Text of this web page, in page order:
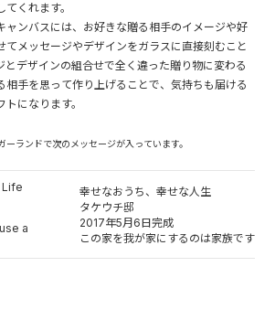
くれます。
ャンバスには、お好きな贈る相手のイメージや好
てメッセージやデザインをガラスに直接刻むこと
とデザインの組合せで全く違った贈り物に変わる
相手を思って作り上げることで、気持ちも届ける
になります。
ランドで次のメッセージが入っています。
Life
a
幸せなおうち、幸せな人生
タケウチ邸
2017年5月6日完成
この家を我が家にするのは家族です